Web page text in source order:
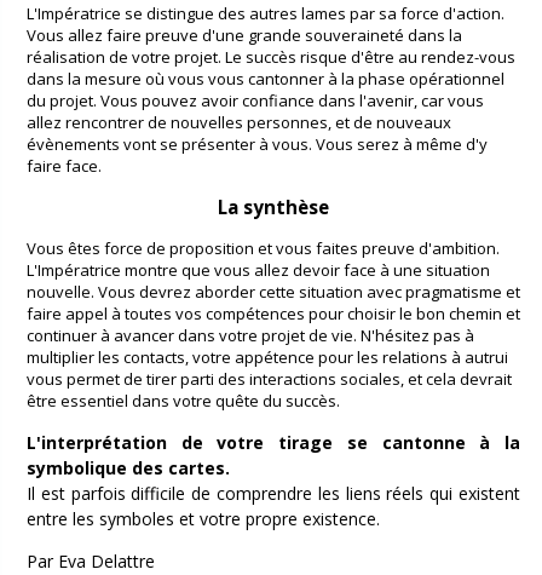
L'Impératrice se distingue des autres lames par sa force d'action.
Vous allez faire preuve d'une grande souveraineté dans la
réalisation de votre projet. Le succès risque d'être au rendez-vous
dans la mesure où vous vous cantonner à la phase opérationnel
du projet. Vous pouvez avoir confiance dans l'avenir, car vous
allez rencontrer de nouvelles personnes, et de nouveaux
évènements vont se présenter à vous. Vous serez à même d'y
faire face.
La synthèse
Vous êtes force de proposition et vous faites preuve d'ambition.
L'Impératrice montre que vous allez devoir face à une situation
nouvelle. Vous devrez aborder cette situation avec pragmatisme et
faire appel à toutes vos compétences pour choisir le bon chemin et
continuer à avancer dans votre projet de vie. N'hésitez pas à
multiplier les contacts, votre appétence pour les relations à autrui
vous permet de tirer parti des interactions sociales, et cela devrait
être essentiel dans votre quête du succès.
L'interprétation de votre tirage se cantonne à la
symbolique des cartes.
Il est parfois difficile de comprendre les liens réels qui existent
entre les symboles et votre propre existence.
Par Eva Delattre